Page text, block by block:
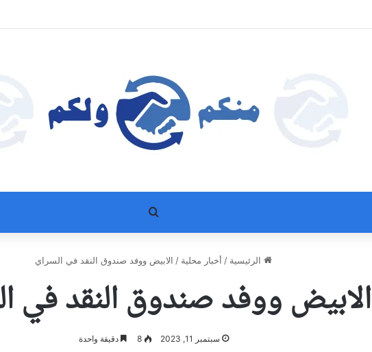
بحث عن
الرئيسية / أخبار محلية / الابيض ووفد صندوق النقد في السراي
الابيض ووفد صندوق النقد في
سبتمبر 11, 2023 8 دقيقة واحدة